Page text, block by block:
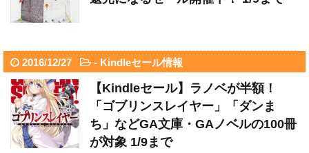
2016/12/27 - Kindleセール情報
【Kindleセール】ラノベが半額！
「ゴブリンスレイヤー」「ダンま
ち」などGA文庫・GAノベルの100冊
が対象 1/9まで